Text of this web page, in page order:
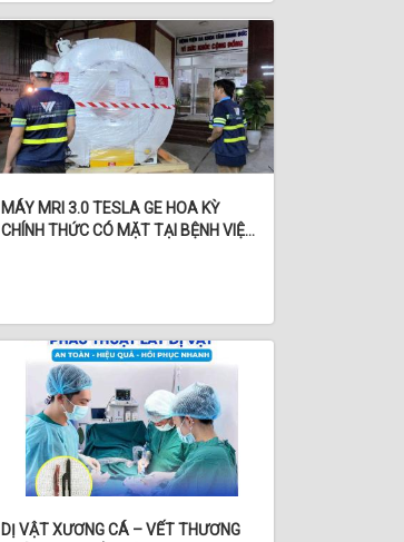
MÁY MRI 3.0 TESLA GE HOA KỲ
CHÍNH THỨC CÓ MẶT TẠI BỆNH VIỆN
DỊ VẬT XƯƠNG CÁ – VẾT THƯƠNG